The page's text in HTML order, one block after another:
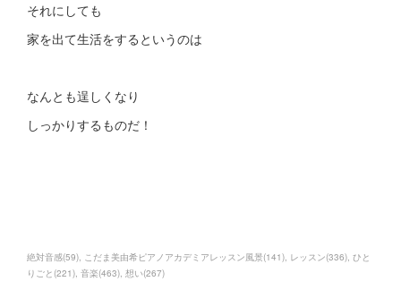
それにしても
家を出て生活をするというのは
なんとも逞しくなり
しっかりするものだ！
絶対音感(59) こだま美由希ピアノアカデミアレッスン風景(141) レッスン(336) ひと
りごと (221) 音楽(463) 想い(267)